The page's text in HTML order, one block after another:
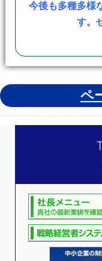
今後も多種多様
す。
ペ